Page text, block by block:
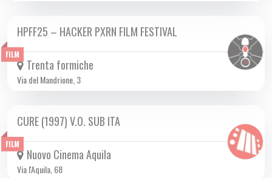
FILM
DA MER 09/04 A MER 30/04 2025
HPFF25 – HACKER PXRN FILM FESTIVAL
Trenta formiche
Via del Mandrione, 3
FILM
DA GIO 03/04 A MER 30/04 2025
CURE (1997) V.O. SUB ITA
Nuovo Cinema Aquila
Via l'Aquila, 68